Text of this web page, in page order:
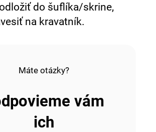
do šuflíka/skrine,
na kravatník.
Máte otázky?
vám
ich